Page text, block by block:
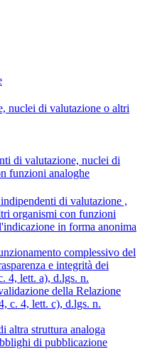
nuclei di valutazione o altri
di valutazione, nuclei di
funzioni analoghe
di valutazione ,
organismi con funzioni
in forma anonima
complessivo del
e integrità dei
4, lett. a), d.lgs. n.
della Relazione
c. 4, lett. c), d.lgs. n.
altra struttura analoga
di pubblicazione